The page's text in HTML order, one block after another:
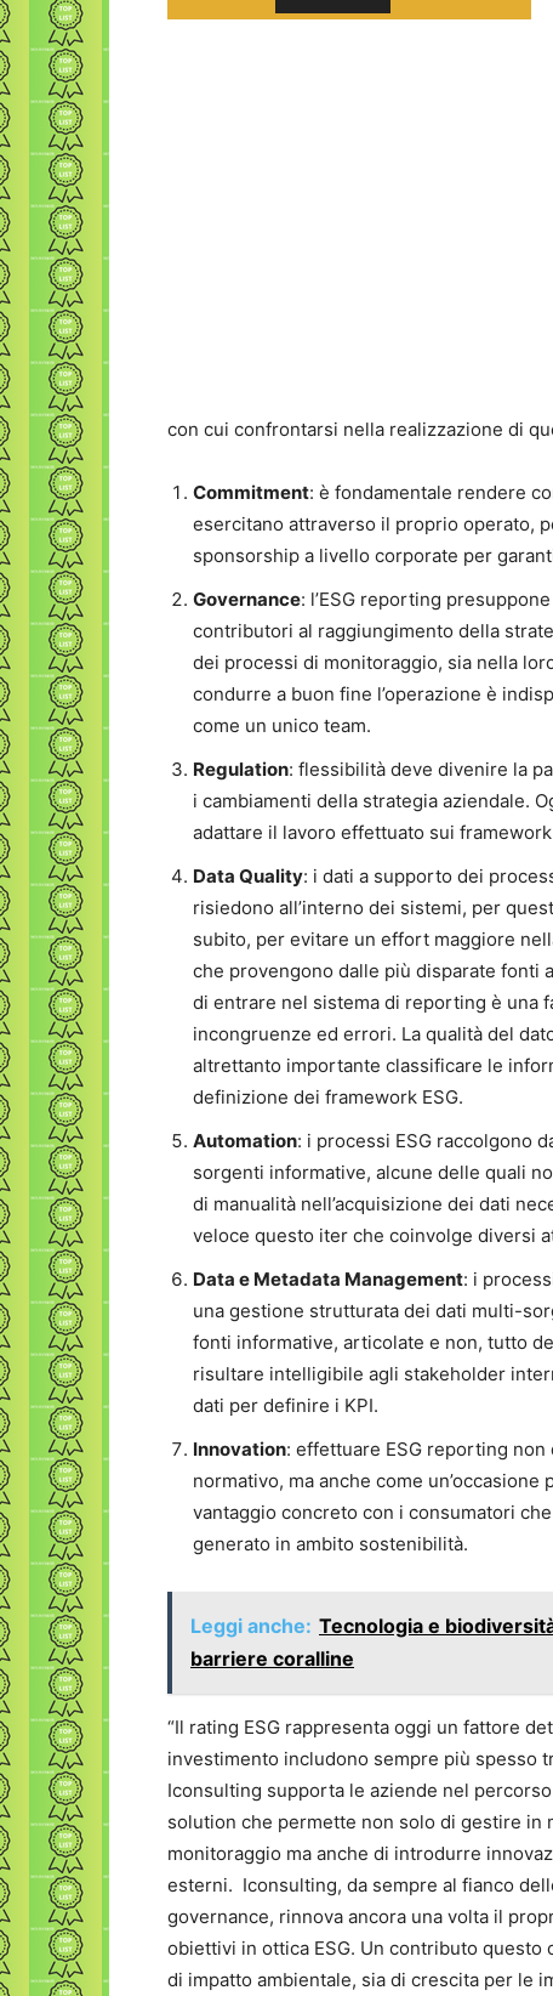
con cui confrontarsi nella realizzazione di
Commitment: è fondamentale rendere
esercitano attraverso il proprio operato,
sponsorship a livello corporate per
Governance: l’ESG reporting
contributori al raggiungimento della
dei processi di monitoraggio, sia nella
condurre a buon fine l’operazione è
come un unico team.
Regulation: flessibilità deve divenire la
i cambiamenti della strategia aziendale.
adattare il lavoro effettuato sui
Data Quality: i dati a supporto dei
risiedono all’interno dei sistemi, per
subito, per evitare un effort maggiore
che provengono dalle più disparate fonti
di entrare nel sistema di reporting è una
incongruenze ed errori. La qualità del
altrettanto importante classificare le
definizione dei framework ESG.
Automation: i processi ESG raccolgono
sorgenti informative, alcune delle quali
di manualità nell’acquisizione dei dati
veloce questo iter che coinvolge diversi
Data e Metadata Management: i
una gestione strutturata dei dati multi-
fonti informative, articolate e non, tutto
risultare intelligibile agli stakeholder
dati per definire i KPI.
Innovation: effettuare ESG reporting
normativo, ma anche come
vantaggio concreto con i consumatori
generato in ambito sostenibilità.
Leggi anche: Tecnologia e
barriere coralline
“Il rating ESG rappresenta oggi un fattore
investimento includono sempre più spesso
Iconsulting supporta le aziende nel
solution che permette non solo di gestire
monitoraggio ma anche di introdurre
esterni. Iconsulting, da sempre al fianco
governance, rinnova ancora una volta il
obiettivi in ottica ESG. Un contributo
di impatto ambientale, sia di crescita per le